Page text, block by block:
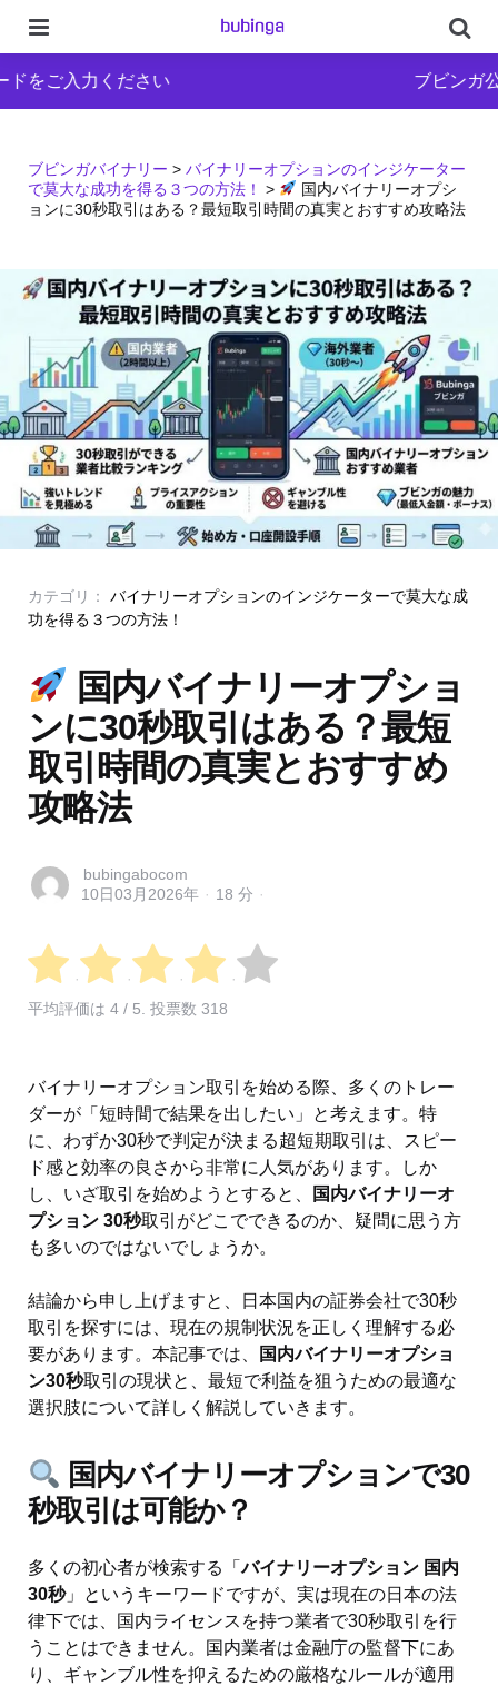
ください ブビンガ公式ブロ
ブビンガバイナリー > バイナリーオプションのインジケーター
で莫大な成功を得る３つの方法！
>
国内バイナリーオプシ
ョンに30秒取引はある？最短取引時間の真実とおすすめ攻略法
Categories
Posted
in
カテゴリ：
バイナリーオプションのインジケーターで莫大な成
功を得る３つの方法！
国内バイナリーオプショ
ンに30秒取引はある？最短
取引時間の真実とおすすめ
攻略法
Posted
by
bubingabocom
10日03月2026年
18 分
平均評価は 4 / 5. 投票数 318
バイナリーオプション取引を始める際、多くのトレー
ダーが「短時間で結果を出したい」と考えます。特
に、わずか30秒で判定が決まる超短期取引は、スピー
ド感と効率の良さから非常に人気があります。しか
し、いざ取引を始めようとすると、
国内バイナリーオ
プション 30秒取引がどこでできるのか、疑問に思う方
も多いのではないでしょうか。
結論から申し上げますと、日本国内の証券会社で30秒
取引を探すには、現在の規制状況を正しく理解する必
要があります。本記事では、
国内バイナリーオプショ
ン30秒取引の現状と、最短で利益を狙うための最適な
選択肢について詳しく解説していきます。
国内バイナリーオプションで30
秒取引は可能か？
多くの初心者が検索する「バイナリーオプション 国内
30秒」というキーワードですが、実は現在の日本の法
律下では、国内ライセンスを持つ業者で30秒取引を行
うことはできません。国内業者は金融庁の監督下にあ
り、ギャンブル性を抑えるための厳格なルールが適用